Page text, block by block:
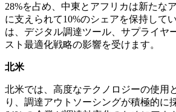
28%を占め、中東とアフリカは新たな
に支えられて10%のシェアを保持して
は、デジタル調達ツール、サプライヤ
スト最適化戦略の影響を受けます。
北米
北米では、高度なテクノロジーの使用
り、調達アウトソーシングが積極的に